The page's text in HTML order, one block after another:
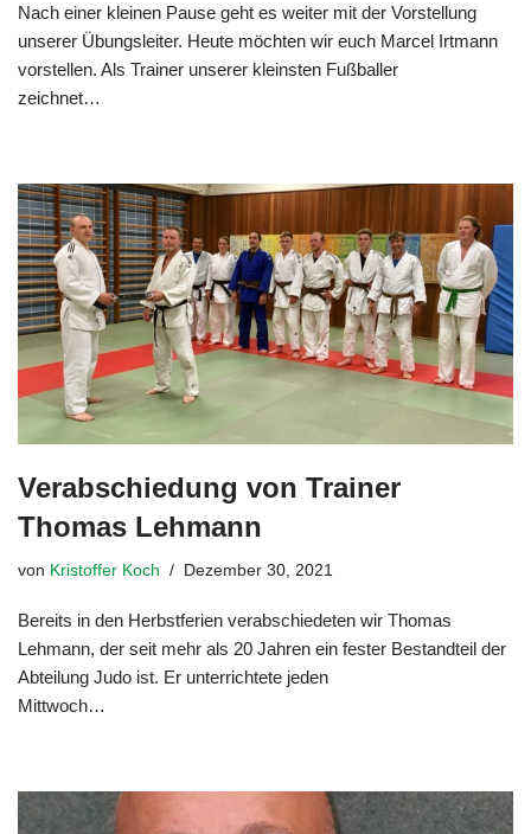
Nach einer kleinen Pause geht es weiter mit der Vorstellung
unserer Übungsleiter. Heute möchten wir euch Marcel Irtmann
vorstellen. Als Trainer unserer kleinsten Fußballer
zeichnet…
Verabschiedung von Trainer
Thomas Lehmann
von Kristoffer Koch Dezember 30, 2021
Bereits in den Herbstferien verabschiedeten wir Thomas
Lehmann, der seit mehr als 20 Jahren ein fester Bestandteil der
Abteilung Judo ist. Er unterrichtete jeden
Mittwoch…